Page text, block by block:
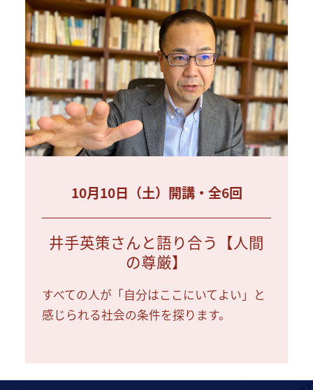
10月10日（土）開講・全6回
井手英策さんと語り合う【人間
の尊厳】
すべての人が「自分はここにいてよい」と
感じられる社会の条件を探ります。